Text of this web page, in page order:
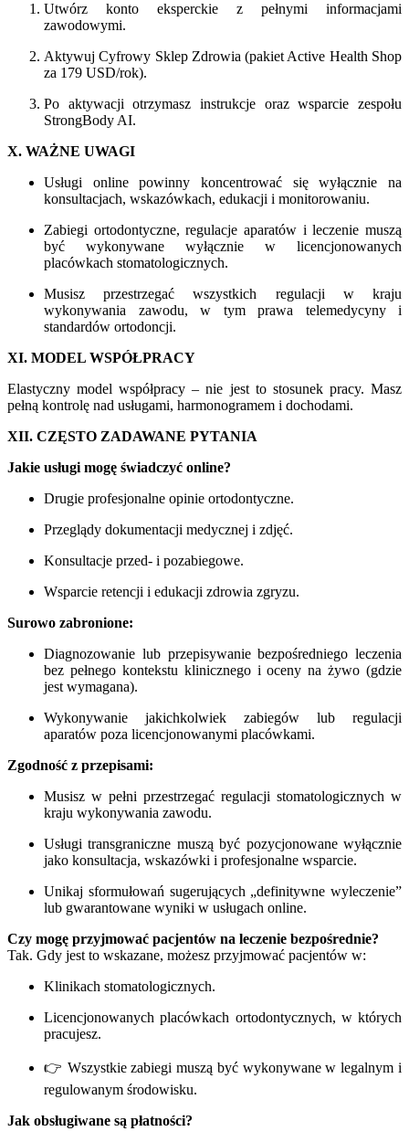
Utwórz konto eksperckie z pełnymi informacjami
zawodowymi.
Aktywuj Cyfrowy Sklep Zdrowia (pakiet Active Health Shop
za 179 USD/rok).
Po aktywacji otrzymasz instrukcje oraz wsparcie zespołu
StrongBody AI.
X. WAŻNE UWAGI
Usługi online powinny koncentrować się wyłącznie na
konsultacjach, wskazówkach, edukacji i monitorowaniu.
Zabiegi ortodontyczne, regulacje aparatów i leczenie muszą
być wykonywane wyłącznie w licencjonowanych
placówkach stomatologicznych.
Musisz przestrzegać wszystkich regulacji w kraju
wykonywania zawodu, w tym prawa telemedycyny i
standardów ortodoncji.
XI. MODEL WSPÓŁPRACY
Elastyczny model współpracy – nie jest to stosunek pracy. Masz
pełną kontrolę nad usługami, harmonogramem i dochodami.
XII. CZĘSTO ZADAWANE PYTANIA
Jakie usługi mogę świadczyć online?
Drugie profesjonalne opinie ortodontyczne.
Przeglądy dokumentacji medycznej i zdjęć.
Konsultacje przed- i pozabiegowe.
Wsparcie retencji i edukacji zdrowia zgryzu.
Surowo zabronione:
Diagnozowanie lub przepisywanie bezpośredniego leczenia
bez pełnego kontekstu klinicznego i oceny na żywo (gdzie
jest wymagana).
Wykonywanie jakichkolwiek zabiegów lub regulacji
aparatów poza licencjonowanymi placówkami.
Zgodność z przepisami:
Musisz w pełni przestrzegać regulacji stomatologicznych w
kraju wykonywania zawodu.
Usługi transgraniczne muszą być pozycjonowane wyłącznie
jako konsultacja, wskazówki i profesjonalne wsparcie.
Unikaj sformułowań sugerujących „definitywne wyleczenie”
lub gwarantowane wyniki w usługach online.
Czy mogę przyjmować pacjentów na leczenie bezpośrednie?
Tak. Gdy jest to wskazane, możesz przyjmować pacjentów w:
Klinikach stomatologicznych.
Licencjonowanych placówkach ortodontycznych, w których
pracujesz.
👉 Wszystkie zabiegi muszą być wykonywane w legalnym i
regulowanym środowisku.
Jak obsługiwane są płatności?